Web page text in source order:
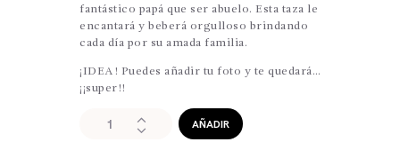
fantástico papá que ser abuelo. Esta taza le
encantará y beberá orgulloso brindando
cada día por su amada familia.
¡IDEA! Puedes añadir tu foto y te quedará…
¡¡super!!
AÑADIR